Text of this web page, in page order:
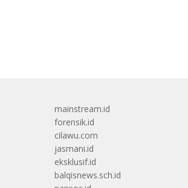
mainstream.id
forensik.id
cilawu.com
jasmani.id
eksklusif.id
balqisnews.sch.id